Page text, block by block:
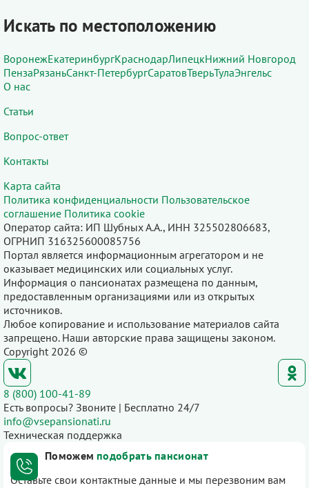
Искать по местоположению
ВоронежЕкатеринбургКраснодарЛипецкНижний Новгород
ПензаРязаньСанкт-ПетербургСаратовТверьТулаЭнгельс
О нас
Статьи
Вопрос-ответ
Контакты
Карта сайта
Политика конфиденциальности Пользовательское
соглашение Политика cookie
Оператор сайта: ИП Шубных А.А., ИНН 325502806683,
ОГРНИП 316325600085756
Портал является информационным агрегатором и не
оказывает медицинских или социальных услуг.
Информация о пансионатах размещена по данным,
предоставленным организациями или из открытых
источников.
Любое копирование и использование материалов сайта
запрещено. Наши авторские права защищены законом.
Copyright 2026 ©
8 (800) 100-41-89
Есть вопросы? Звоните | Бесплатно 24/7
info@vsepansionati.ru
Техническая поддержка
Поможем подобрать пансионат
Оставьте свои контактные данные и мы перезвоним вам